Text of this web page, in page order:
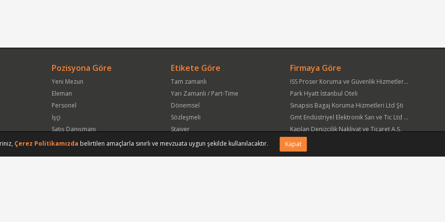
Pozisyona Göre
Yeni Mezun
Eleman
Personel
İşçi
Satış Danışmanı
Öğrenci
Etikete Göre
Tam zamanlı
Yarı Zamanlı / Part-Time
Dönemsel
Sözleşmeli
Stajyer
Freelance
Firmaya Göre
ISS Proser Koruma ve Güvenlik Hizmetleri A.Ş.
Park Hyatt İstanbul Oteli
Sinapsis Bagaj Koruma Hizmetleri Ltd Şti
Gmt Endüstriyel Elektronik San ve Tic Ltd Şti
Kaplan Denizcilik Nakliyat ve Ticaret A.Ş.
APlus Hastane Otelcilik Hizmetleri A.Ş.
Çerez Politikamızda belirtilen amaçlarla sınırlı ve mevzuata uygun şekilde kullanılacaktır. Kapat